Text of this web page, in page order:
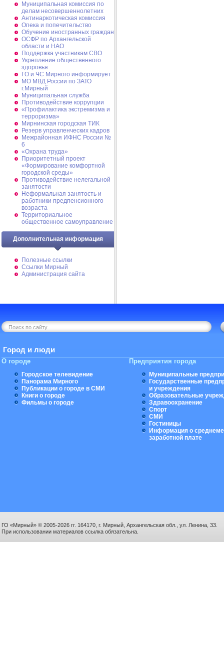
Муниципальная комиссия по
делам несовершеннолетних
Антинаркотическая комиссия
Опека и попечительство
Обучение иностранных граждан
ОСФР по Архангельской
области и НАО
Поддержка участникам СВО
Укрепление общественного
здоровья
ГО и ЧС Мирного информирует
МО МВД России по ЗАТО
г.Мирный
Муниципальная cлужба
Противодействие коррупции
«Профилактика экстремизма и
терроризма»
Мирнинская городская ТИК
Резерв управленческих кадров
Межрайонная ИФНС России №
6
«Охрана труда»
Приоритетный проект
«Формирование комфортной
городской среды»
Противодействие нелегальной
занятости
Неформальная занятость и
работники предпенсионного
возраста
Территориальное
общественное самоуправление
Дополнительная информация
Полезные ссылки
Ссылки Мирный
Администрация сайта
Город и люди
О городе
Городское телевидение
Панорама Мирного
Публикации о городе в СМИ
Книги о городе
Фильмы о городе
Предприятия города
Муниципальные
Государственные
и учреждения
Образовательные
Здравоохранение
Спорт
СМИ
Гостиницы
Информация о
заработной плате
ГО «Мирный» © 2005-2026 гг. 164170, г. Мирный, Архангельская обл., ул. Ленина, 33.
При использовании материалов ссылка обязательна.